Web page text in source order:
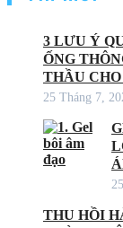
3 LƯU Ý
ỐNG
THẦU
25 Tháng 7,
THU HỒI